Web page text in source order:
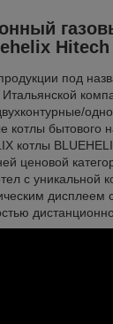
Hitech
под
Итальянской
котлы бытового
котлы
ценовой
с уникальной
дисплеем